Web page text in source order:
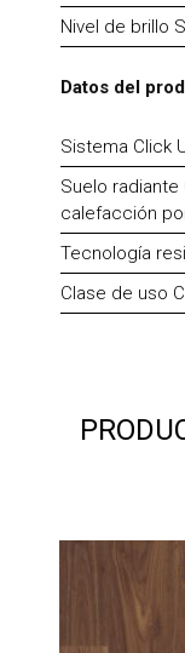
Nivel de brillo
Datos del
Sistema Click
Suelo
calefacción
Tecnología
Clase de uso